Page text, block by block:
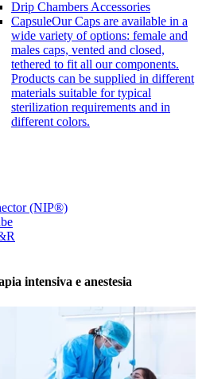
Drip Chambers Accessories
CapsuleOur Caps are available in a
wide variety of options: female and
males caps, vented and closed,
tethered to fit all our components.
Products can be supplied in different
materials suitable for typical
sterilization requirements and in
different colors.
(NIP®)
intensiva e anestesia